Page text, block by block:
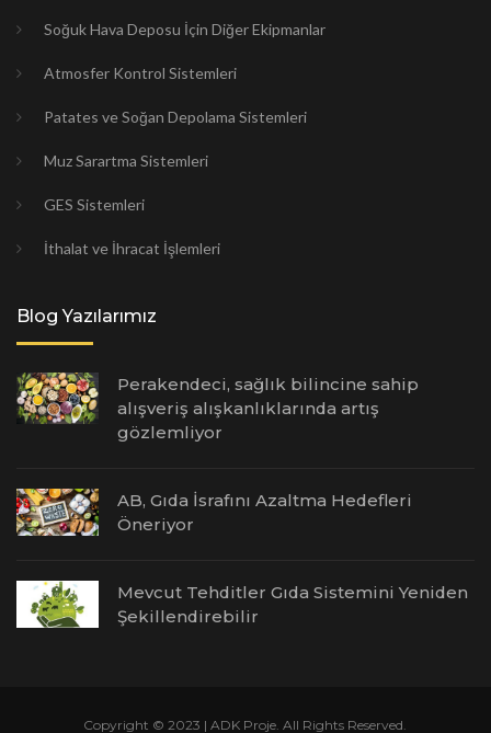
Soğuk Hava Deposu İçin Diğer Ekipmanlar
Atmosfer Kontrol Sistemleri
Patates ve Soğan Depolama Sistemleri
Muz Sarartma Sistemleri
GES Sistemleri
İthalat ve İhracat İşlemleri
Blog Yazılarımız
Perakendeci, sağlık bilincine sahip
alışveriş alışkanlıklarında artış
gözlemliyor
AB, Gıda İsrafını Azaltma Hedefleri
Öneriyor
Mevcut Tehditler Gıda Sistemini Yeniden
Şekillendirebilir
Copyright © 2023 | ADK Proje. All Rights Reserved.